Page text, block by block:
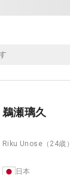
鵜瀬璃久
Riku Unose （24歳）
日本